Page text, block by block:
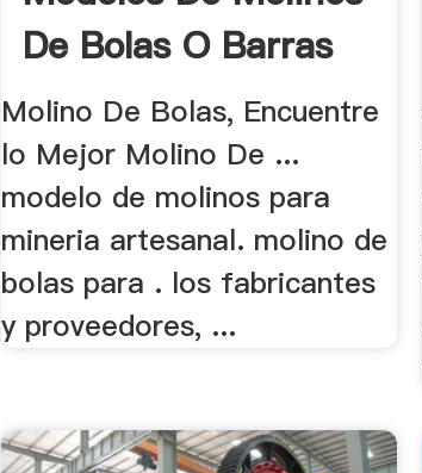
De Bolas O Barras
Molino De Bolas, Encuentre
lo Mejor Molino De ...
modelo de molinos para
mineria artesanal. molino de
bolas para . los fabricantes
y proveedores, ...